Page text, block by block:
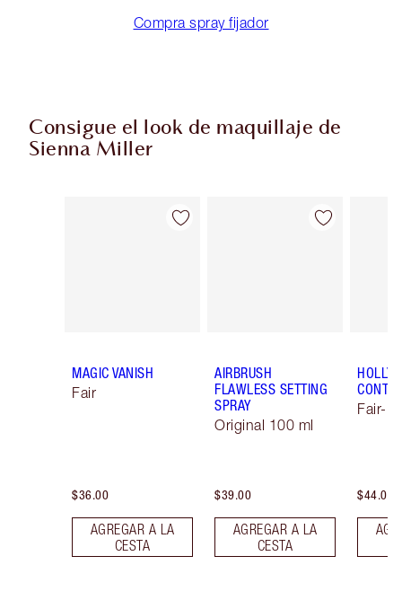
Compra spray fijador
Consigue el look de maquillaje de
Sienna Miller
Artículo 1 de 11
MAGIC VANISH
Fair
$36.00
AGREGAR A LA
CESTA
Artículo 2 de 11
AIRBRUSH
FLAWLESS SETTING
SPRAY
Original 100 ml
$39.00
AGREGAR A LA
CESTA
Fair-
$44.00